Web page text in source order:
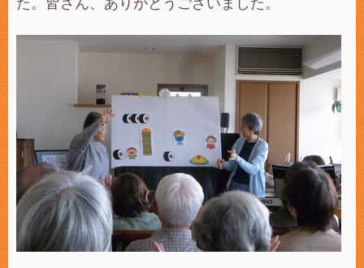
た。皆さん、ありがとうございました。